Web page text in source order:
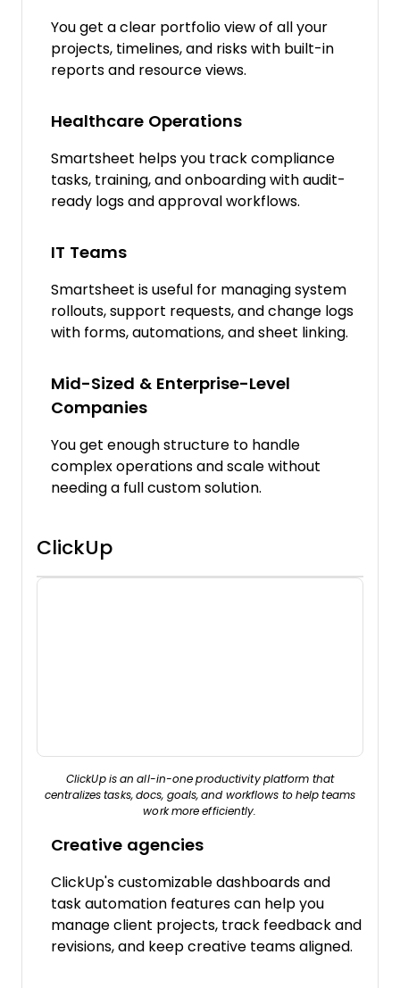
You get a clear portfolio view of all your
projects, timelines, and risks with built-in
reports and resource views.
Healthcare Operations
Smartsheet helps you track compliance
tasks, training, and onboarding with audit-
ready logs and approval workflows.
IT Teams
Smartsheet is useful for managing system
rollouts, support requests, and change logs
with forms, automations, and sheet linking.
Mid-Sized & Enterprise-Level
Companies
You get enough structure to handle
complex operations and scale without
needing a full custom solution.
ClickUp
ClickUp is an all-in-one productivity platform that
centralizes tasks, docs, goals, and workflows to help teams
work more efficiently.
Creative agencies
ClickUp's customizable dashboards and
task automation features can help you
manage client projects, track feedback and
revisions, and keep creative teams aligned.